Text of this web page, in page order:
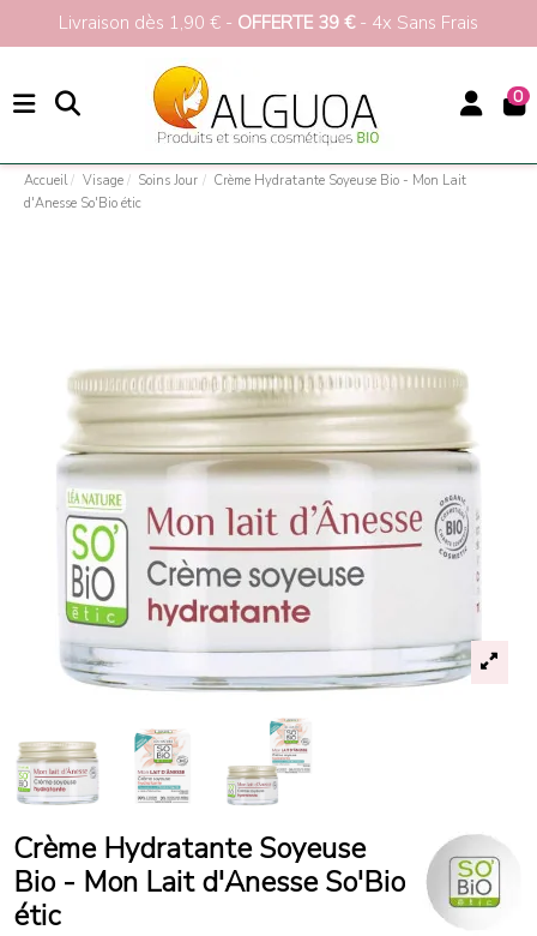
Livraison dès 1,90 € - OFFERTE 39 €- 4x Sans Frais
0
Accueil Visage Soins Jour
Crème Hydratante Soyeuse Bio - Mon Lait
d'Anesse So'Bio étic
Crème Hydratante Soyeuse
Bio - Mon Lait d'Anesse So'Bio
étic